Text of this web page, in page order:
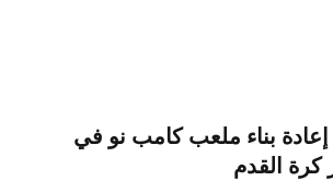
إعادة بناء ملعب كامب نو في
كرة القدم